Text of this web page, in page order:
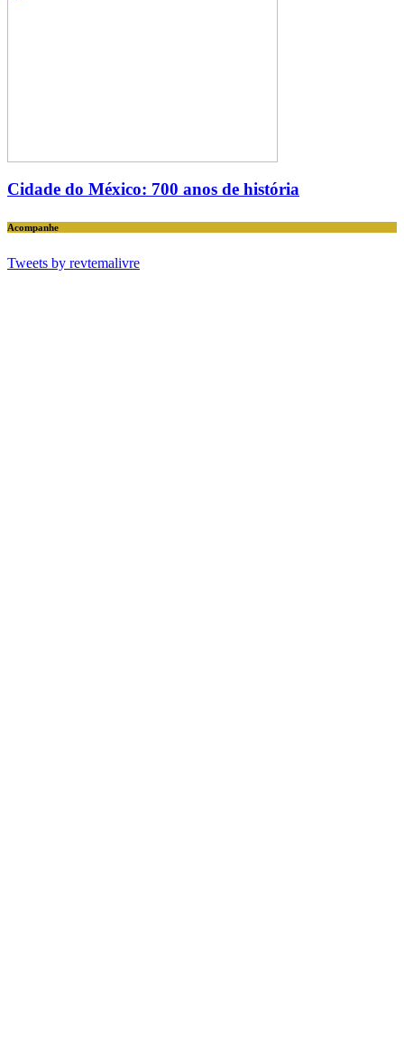
Cidade do México: 700 anos de história
Acompanhe
Tweets by revtemalivre